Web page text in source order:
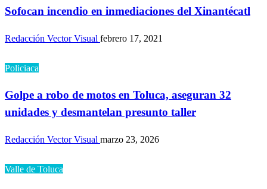
Sofocan incendio en inmediaciones del Xinantécatl
Redacción Vector Visual febrero 17, 2021
Policiaca
Golpe a robo de motos en Toluca, aseguran 32
unidades y desmantelan presunto taller
Redacción Vector Visual marzo 23, 2026
Valle de Toluca